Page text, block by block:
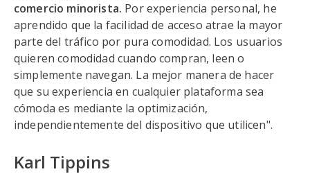
comercio minorista. Por experiencia personal, he
aprendido que la facilidad de acceso atrae la mayor
parte del tráfico por pura comodidad. Los usuarios
quieren comodidad cuando compran, leen o
simplemente navegan. La mejor manera de hacer
que su experiencia en cualquier plataforma sea
cómoda es mediante la optimización,
independientemente del dispositivo que utilicen".
Karl Tippins